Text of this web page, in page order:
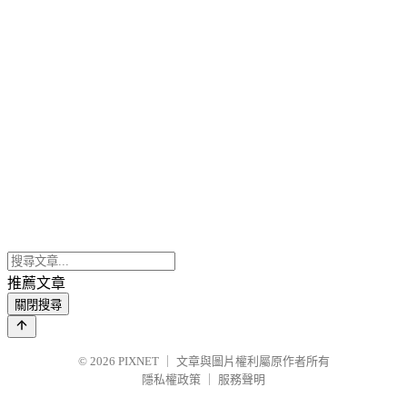
推薦文章
關閉搜尋
© 2026 PIXNET
文章與圖片權利屬原作者所有
隱私權政策
服務聲明